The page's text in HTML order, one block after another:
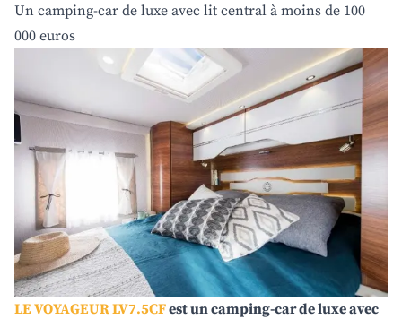
Un camping-car de luxe avec lit central à moins de 100
000 euros
LE VOYAGEUR LV7.5CFest un camping-car de luxe avec